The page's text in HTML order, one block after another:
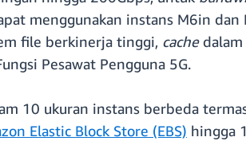
menggunakan instans M6in
file berkinerja tinggi, cache
Pesawat Pengguna 5G.
10 ukuran instans berbeda
Elastic Block Store (EBS) hingga